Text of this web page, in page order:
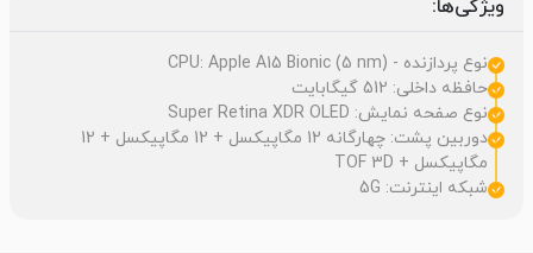
ویژگی‌ها:
نوع پردازنده - CPU: Apple A15 Bionic (5 nm)
حافظه داخلی: 512 گیگابایت
نوع صفحه نمایش: Super Retina XDR OLED
دوربین پشت: چهارگانه 12 مگاپیکسل + 12 مگاپیکسل + 12
مگاپیکسل + TOF 3D
شبکه اینترنت: 5G